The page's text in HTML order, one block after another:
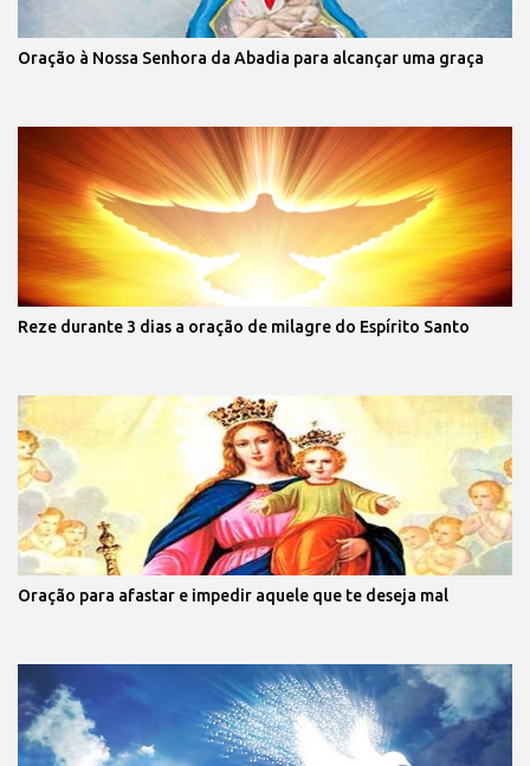
Oração à Nossa Senhora da Abadia para alcançar uma graça
Reze durante 3 dias a oração de milagre do Espírito Santo
Oração para afastar e impedir aquele que te deseja mal